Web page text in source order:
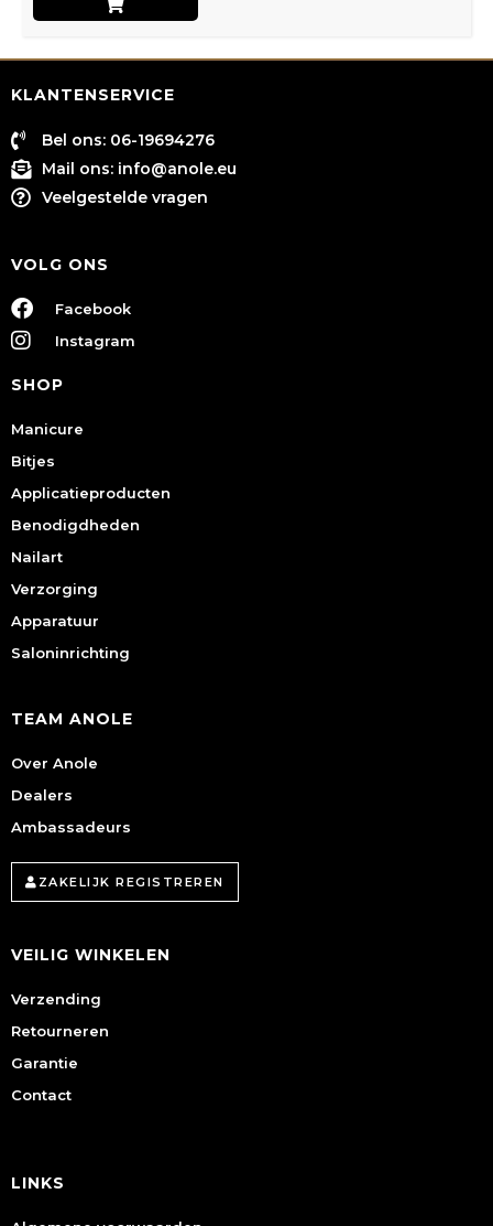
KLANTENSERVICE
Bel ons: 06-19694276
Mail ons: info@anole.eu
Veelgestelde vragen
VOLG ONS
Facebook
Instagram
SHOP
Manicure
Bitjes
Applicatieproducten
Benodigdheden
Nailart
Verzorging
Apparatuur
Saloninrichting
TEAM ANOLE
Over Anole
Dealers
Ambassadeurs
ZAKELIJK REGISTREREN
VEILIG WINKELEN
Verzending
Retourneren
Garantie
Contact
LINKS